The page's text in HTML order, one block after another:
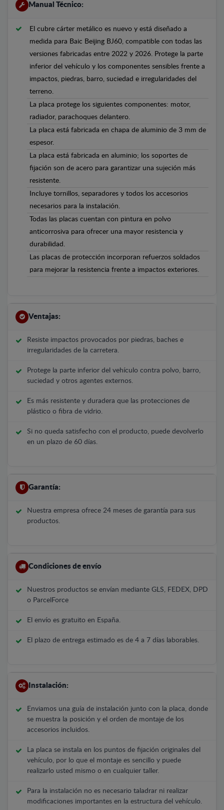
Manual Técnico:
El cubre cárter metálico es nuevo y está diseñado a
medida para Baic Beijing BJ60, compatible con todas las
versiones fabricadas entre 2022 y 2026. Protege la parte
inferior del vehículo y los componentes sensibles frente a
impactos, piedras, barro, suciedad e irregularidades del
terreno.
La placa protege los siguientes componentes: motor,
radiador, parachoques delantero.
La placa está fabricada en chapa de aluminio de 3 mm de
espesor.
La placa está fabricada en aluminio; los soportes de
fijación son de acero para garantizar una sujeción más
resistente.
Incluye tornillos, separadores y todos los accesorios
necesarios para la instalación.
Todas las placas cuentan con pintura en polvo
anticorrosiva para ofrecer una mayor resistencia y
durabilidad.
Las placas de protección incorporan refuerzos soldados
para mejorar la resistencia frente a impactos exteriores.
Ventajas:
Resiste impactos provocados por piedras, baches e
irregularidades de la carretera.
Protege la parte inferior del vehículo contra polvo, barro,
suciedad y otros agentes externos.
Es más resistente y duradera que las protecciones de
plástico o fibra de vidrio.
Si no queda satisfecho con el producto, puede devolverlo
en un plazo de 60 días.
Garantía:
Nuestra empresa ofrece 24 meses de garantía para sus
productos.
Condiciones de envío
Nuestros productos se envían mediante GLS, FEDEX, DPD
o ParcelForce
El envío es gratuito en España.
El plazo de entrega estimado es de 4 a 7 días laborables.
Instalación:
Enviamos una guía de instalación junto con la placa, donde
se muestra la posición y el orden de montaje de los
accesorios incluidos.
La placa se instala en los puntos de fijación originales del
vehículo, por lo que el montaje es sencillo y puede
realizarlo usted mismo o en cualquier taller.
Para la instalación no es necesario taladrar ni realizar
modificaciones importantes en la estructura del vehículo.